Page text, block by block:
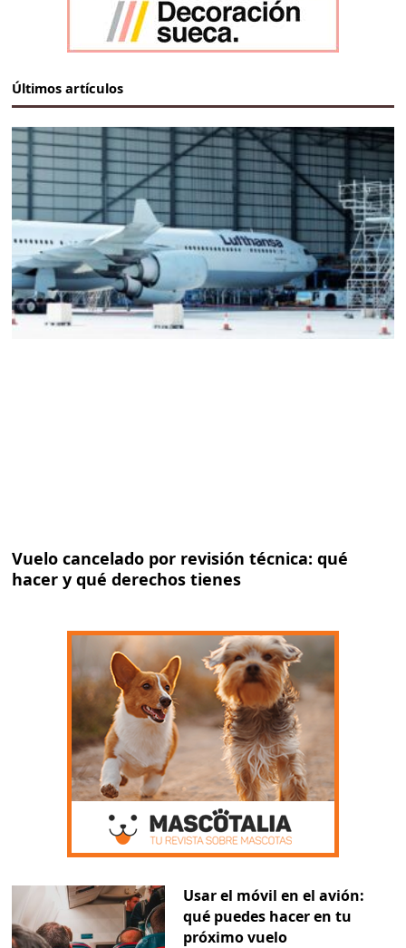
Últimos artículos
Vuelo cancelado por revisión técnica: qué
hacer y qué derechos tienes
Usar el móvil en el avión:
qué puedes hacer en tu
próximo vuelo